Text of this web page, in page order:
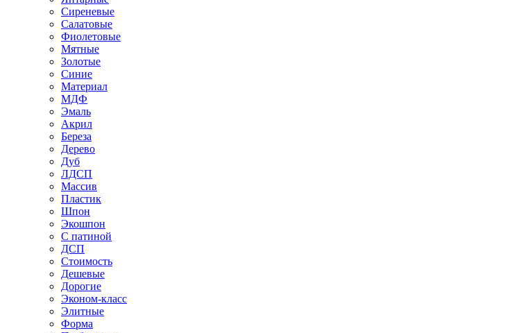
Сиреневые
Салатовые
Фиолетовые
Мятные
Золотые
Синие
Материал
МДФ
Эмаль
Акрил
Береза
Дерево
Дуб
ЛДСП
Массив
Пластик
Шпон
Экошпон
С патиной
ДСП
Стоимость
Дешевые
Дорогие
Эконом-класс
Элитные
Форма